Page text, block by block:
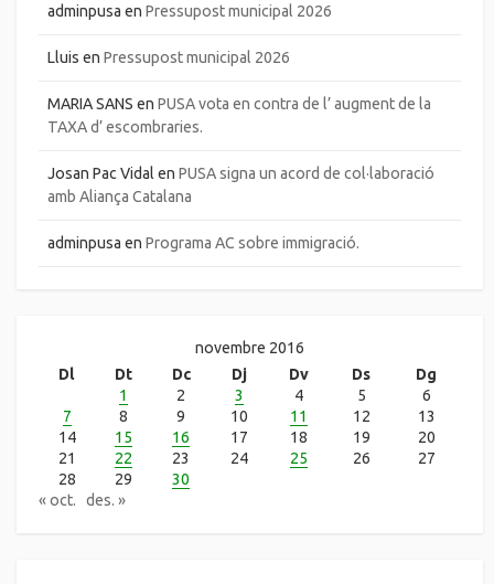
adminpusa en Pressupost municipal 2026
Lluis en Pressupost municipal 2026
MARIA SANS en PUSA vota en contra de l’ augment de la
TAXA d’ escombraries.
Josan Pac Vidal en PUSA signa un acord de col·laboració
amb Aliança Catalana
adminpusa en Programa AC sobre immigració.
novembre 2016
Dl
Dt Dc Dj Dv Ds
Dg
1
2 3 4 5
6
7
8 9 10 11 12
13
14
15 16 17 18 19
20
21
22 23 24 25 26
27
28
29
30
« oct.
des. »